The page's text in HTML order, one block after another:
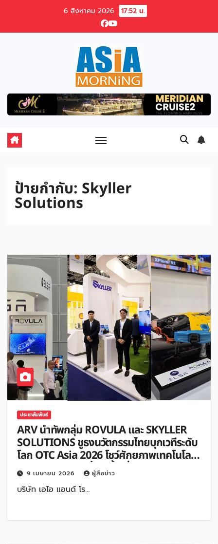
content
6 สิงหาคม 2026 17:52 น.
ป้ายกำกับ: Skyller
Solutions
ประชาสัมพันธ์
ARV นำทัพกลุ่ม ROVULA และ SKYLLER
SOLUTIONS ชูธงนวัตกรรมไทยบุกเวทีระดับ
โลก OTC Asia 2026 โชว์ศักยภาพเทคโนโลยี
ในกลุ่มงานสำรวจทั้งใต้น้ำเพิ่มประสิทธิภาพ
Inspection
9 เมษายน 2026 ผู้สื่อข่าว
บริษัท เอไอ แอนด์ โร…